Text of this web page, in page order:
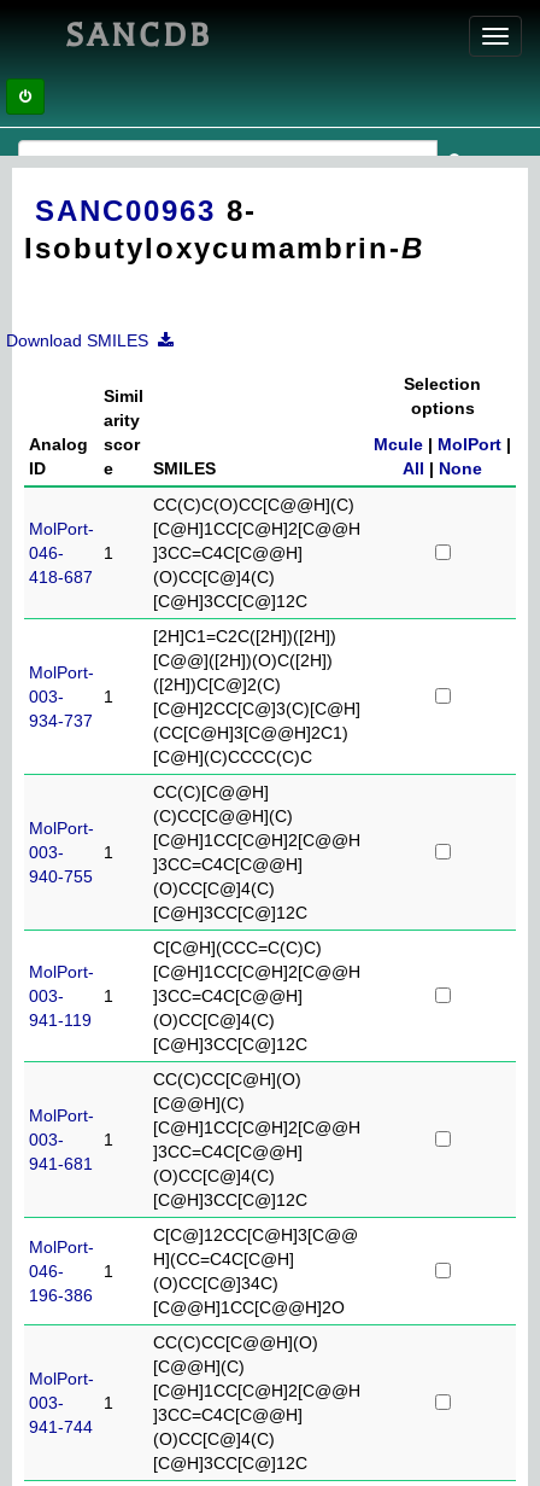
SANCDB
SANC00963 8-
Isobutyloxycumambrin-B
Download SMILES
Analog
ID
Simil
arity
scor
e
SMILES
Selection
options
Mcule | MolPort |
All | None
MolPort-
046-
418-687
1
CC(C)C(O)CC[C@@H](C)
[C@H]1CC[C@H]2[C@@H
]3CC=C4C[C@@H]
(O)CC[C@]4(C)
[C@H]3CC[C@]12C
MolPort-
003-
934-737
1
[2H]C1=C2C([2H])([2H])
[C@@]([2H])(O)C([2H])
([2H])C[C@]2(C)
[C@H]2CC[C@]3(C)[C@H]
(CC[C@H]3[C@@H]2C1)
[C@H](C)CCCC(C)C
MolPort-
003-
940-755
1
CC(C)[C@@H]
(C)CC[C@@H](C)
[C@H]1CC[C@H]2[C@@H
]3CC=C4C[C@@H]
(O)CC[C@]4(C)
[C@H]3CC[C@]12C
MolPort-
003-
941-119
1
C[C@H](CCC=C(C)C)
[C@H]1CC[C@H]2[C@@H
]3CC=C4C[C@@H]
(O)CC[C@]4(C)
[C@H]3CC[C@]12C
MolPort-
003-
941-681
1
CC(C)CC[C@H](O)
[C@@H](C)
[C@H]1CC[C@H]2[C@@H
]3CC=C4C[C@@H]
(O)CC[C@]4(C)
[C@H]3CC[C@]12C
MolPort-
046-
196-386
1
C[C@]12CC[C@H]3[C@@
H](CC=C4C[C@H]
(O)CC[C@]34C)
[C@@H]1CC[C@@H]2O
MolPort-
003-
941-744
1
CC(C)CC[C@@H](O)
[C@@H](C)
[C@H]1CC[C@H]2[C@@H
]3CC=C4C[C@@H]
(O)CC[C@]4(C)
[C@H]3CC[C@]12C